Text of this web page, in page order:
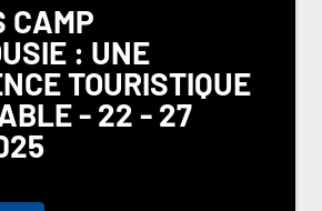
CAMP
: UNE
TOURISTIQUE
- 22 - 27